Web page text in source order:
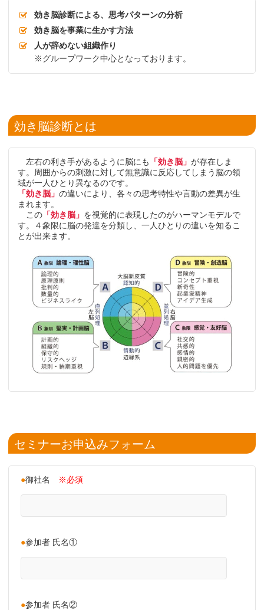
効き脳診断による、思考パターンの分析
効き脳を事業に生かす方法
人が辞めない組織作り
※グループワーク中心となっております。
効き脳診断とは
左右の利き手があるように脳にも 「効き脳」が存在しま
す。周囲からの刺激に対して無意識に反応してしまう脳の領
域が一人ひとり異なるのです。
「効き脳」の違いにより、各々の思考特性や言動の差異が生
まれます。
この 「効き脳」 を視覚的に表現したのがハーマンモデルで
す。４象限に脳の発達を分類し、一人ひとりの違いを知るこ
とが出来ます。
セミナーお申込みフォーム
●御社名 ※必須
●参加者 氏名①
●参加者 氏名②